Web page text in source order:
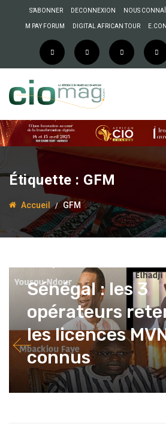
S’ABONNER DECONNEXION NOUS
M PAY FORUM DIGITAL AFRICAN TOUR
Étiquette : GFM
Accueil GFM
Sénégal : les 3
opérateurs
les licences
connus